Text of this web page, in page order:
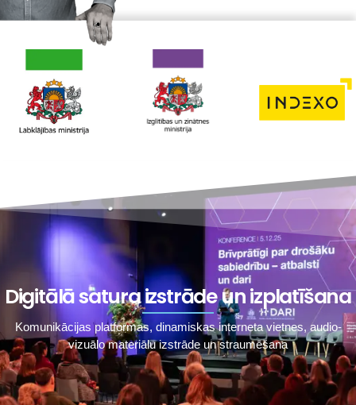
Digitālā satura izstrāde un izplatīšana
Komunikācijas platformas, dinamiskas interneta vietnes, audio-
vizuālo materiālu izstrāde un straumēšana